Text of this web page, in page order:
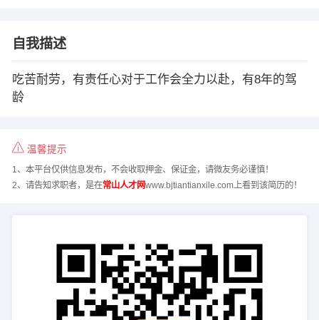
自我描述
吃苦耐劳，有责任心对于工作会全力以赴，有8年的驾
龄
温馨提示
1、本平台仅供信息发布，不会收取押金、保证金，请微友务必谨慎！
2、请告知求职者，是在常山人才网www.bjtiantianxile.com上看到该简历的！